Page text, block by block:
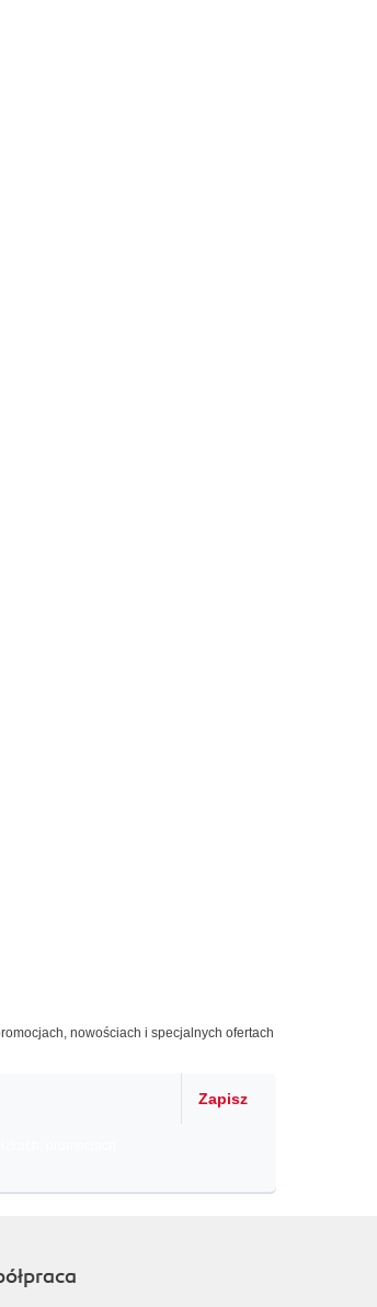
nowościach i specjalnych ofertach
Zapisz